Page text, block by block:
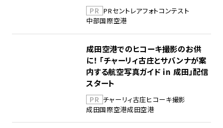
PR PRセントレアフォトコンテスト
中部国際空港
成田空港でのヒコーキ撮影のお供
に！ 「チャーリィ古庄とサバンナが案
内する航空写真ガイド in 成田」配信
スタート
PR チャーリィ古庄ヒコーキ撮影
成田国際空港成田空港